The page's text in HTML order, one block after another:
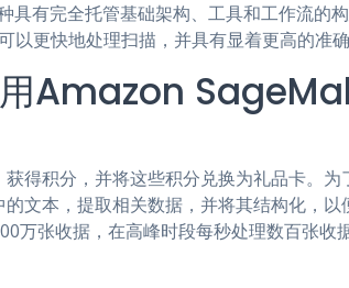
具有完全托管基础架构、工具和工作流的
更快地处理扫描，并具有显着更高的准确
Amazon
得积分，并将这些积分兑换为礼品卡。为
文本，提取相关数据，并将其结构化，以
万张收据，在高峰时段每秒处理数百张收